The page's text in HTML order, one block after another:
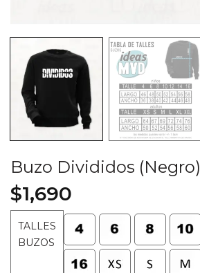
Buzo Divididos (Negro)
$1,690
TALLES
BUZOS